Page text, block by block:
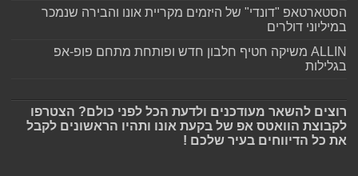
הסטארטאפ "דונדי" של היזמים מקריית אונו והבירה שנמכר
במיליוני דולרים
ALLIN משיקה חטיף חלבון חדש ופותחת מתחם פופ-אפ
בגלילות
רוצים להשאר מעודכנים ולדעת הכל לפני כולם? הצטרפו
לקבוצת הוואטס אפ של בקעת אונו ותהיו הראשונים לקבל
את כל הדיווחים בעיר שלכם !